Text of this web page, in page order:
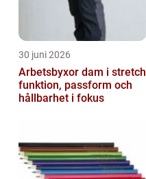
30 juni 2026
Arbetsbyxor dam i stretch
funktion, passform och
hållbarhet i fokus